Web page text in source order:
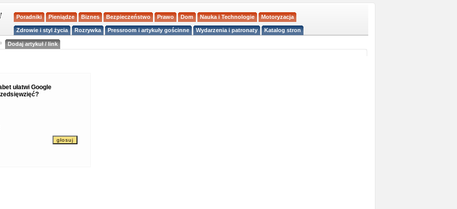
Poradniki Pieniądze Biznes Bezpieczeństwo Prawo Dom Nauka i Technologie Motoryzacja
Zdrowie i styl życia Rozrywka Pressroom i artykuły gościnne Wydarzenia i patronaty Katalog stron
Dodaj artykuł / link
ułatwi Google